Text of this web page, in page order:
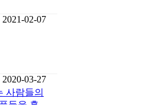
2021-02-07
2020-03-27
사람들의